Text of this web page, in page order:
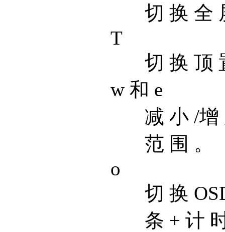
切 换 全
T
切 换 顶
w 和 e
减 小 /增
范 围 。
o
切 换
条 + 计